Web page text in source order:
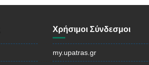
Χρήσιμοι Σύνδεσμοι
my.upatras.gr